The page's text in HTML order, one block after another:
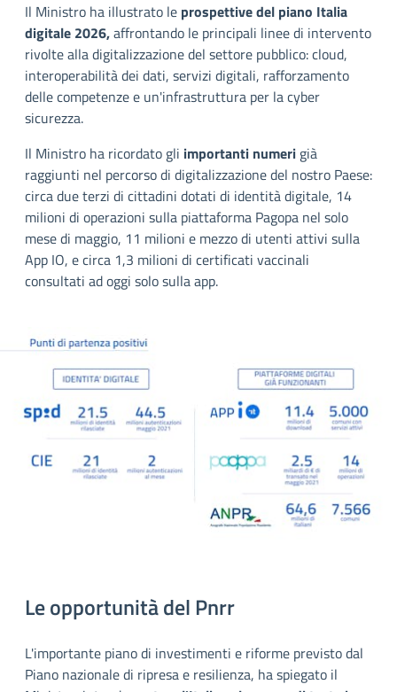
Il Ministro ha illustrato le prospettive del piano Italia
digitale 2026,affrontando le principali linee di intervento
rivolte alla digitalizzazione del settore pubblico: cloud,
interoperabilità dei dati, servizi digitali, rafforzamento
delle competenze e un'infrastruttura per la cyber
sicurezza.
Il Ministro ha ricordato gli importanti numeri già
raggiunti nel percorso di digitalizzazione del nostro Paese:
circa due terzi di cittadini dotati di identità digitale, 14
milioni di operazioni sulla piattaforma Pagopa nel solo
mese di maggio, 11 milioni e mezzo di utenti attivi sulla
App IO, e circa 1,3 milioni di certificati vaccinali
consultati ad oggi solo sulla app.
Le opportunità del Pnrr
L'importante piano di investimenti e riforme previsto dal
Piano nazionale di ripresa e resilienza, ha spiegato il